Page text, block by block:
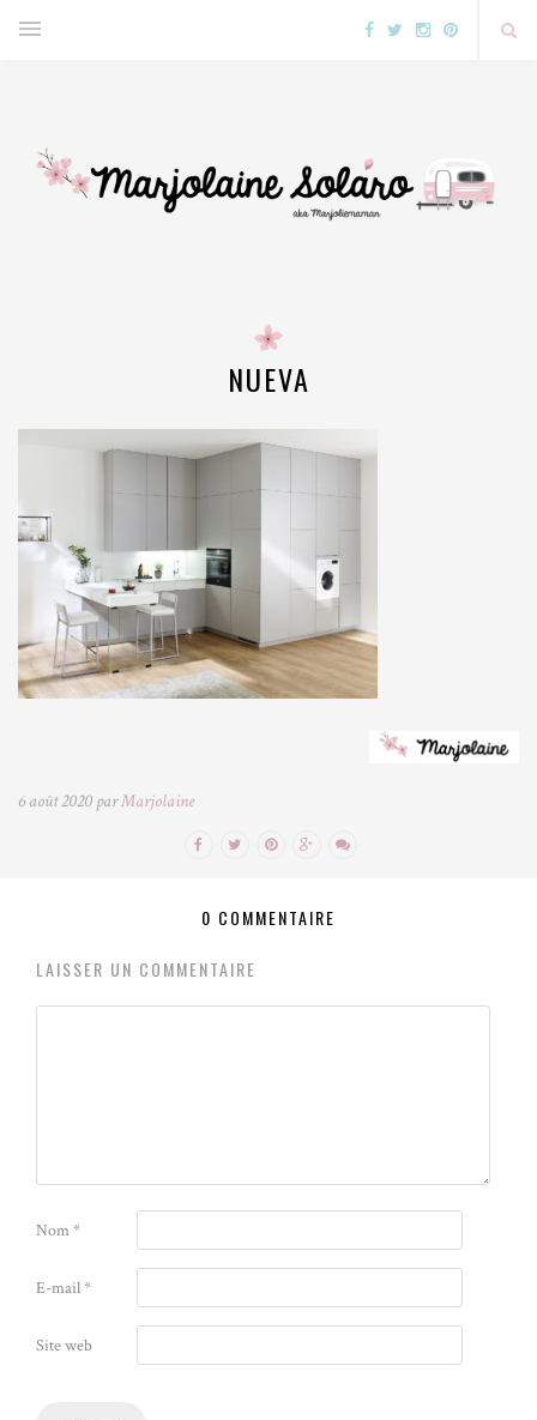
NUEVA
6 août 2020 parMarjolaine
0 COMMENTAIRE
LAISSER UN COMMENTAIRE
Nom*
E-mail*
Site web